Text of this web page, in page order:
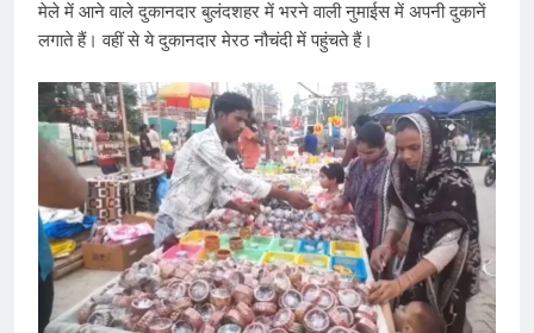
मेले में आने वाले दुकानदार बुलंदशहर में भरने वाली नुमाईस में अपनी दुकानें
लगाते हैं। वहीं से ये दुकानदार मेरठ नौचंदी में पहुंचते हैं।